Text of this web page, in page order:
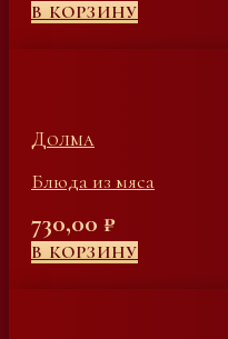
В КОРЗИНУ
Долма
Блюда из мяса
730,00 ₽
В КОРЗИНУ